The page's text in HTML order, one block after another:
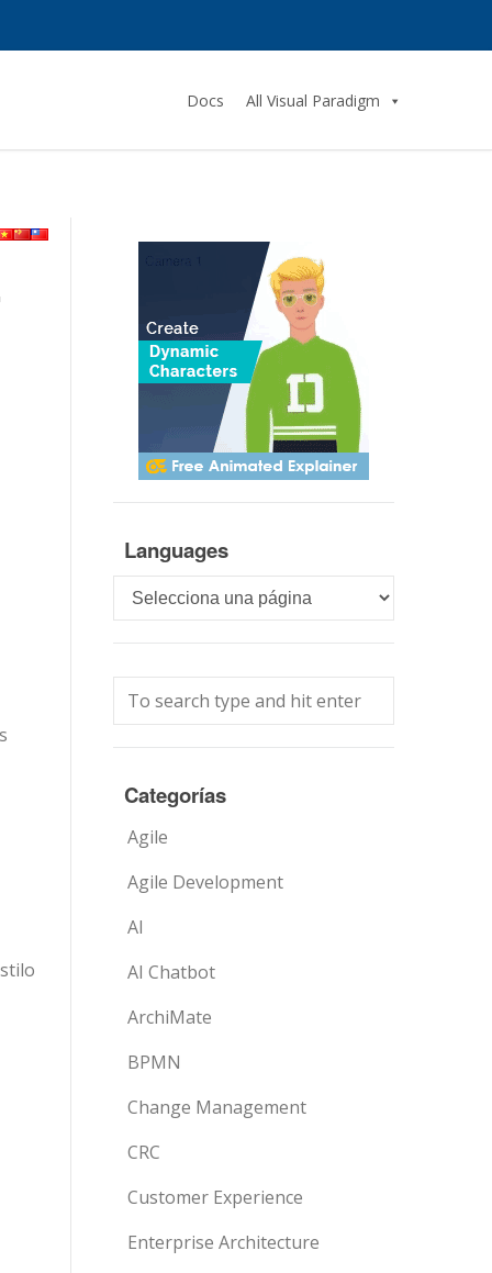
Docs All Visual Paradigm
Languages
Languages
Categorías
Agile
Agile Development
AI
AI Chatbot
ArchiMate
BPMN
Change Management
CRC
Customer Experience
Enterprise Architecture